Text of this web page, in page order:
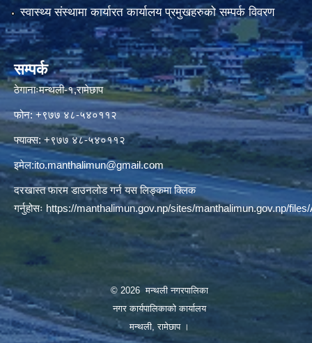
स्वास्थ्य संस्थामा कार्यारत कार्यालय प्रमुखहरुको सम्पर्क विवरण
सम्पर्क
ठेगानाःमन्थली-१,रामेछाप
फोन: +९७७ ४८-५४०११२
फ्याक्स: +९७७ ४८-५४०११२
इमेल:ito.manthalimun@gmail.com
दरखास्त फारम डाउनलोड गर्न यस लिङ्कमा क्लिक
गर्नुहोसः https://manthalimun.gov.np/sites/manthalimun.gov.np/
© 2026 मन्थली नगरपालिका
नगर कार्यपालिकाको कार्यालय
मन्थली, रामेछाप ।